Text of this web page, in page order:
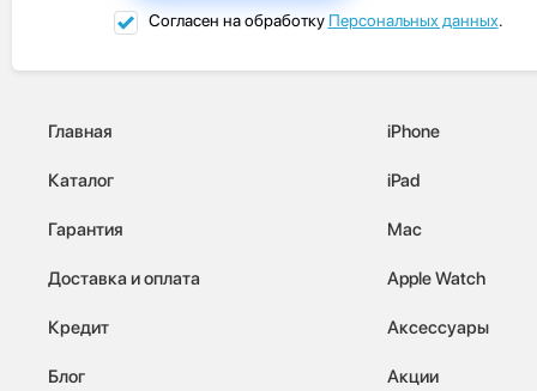
Согласен на обработку Персональных данных.
Главная
Каталог
Гарантия
Доставка и оплата
Кредит
Блог
iPhone
iPad
Mac
Apple Watch
Аксессуары
Акции